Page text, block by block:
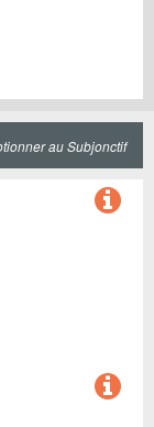
au Subjonctif